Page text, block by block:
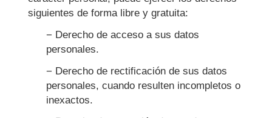
siguientes de forma libre y gratuita:
− Derecho de acceso a sus datos
personales.
− Derecho de rectificación de sus datos
personales, cuando resulten incompletos o
inexactos.